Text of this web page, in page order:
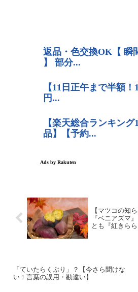
【マツコの知
『ベニアズマ
とも『紅きらら
「ていたらくぶり」？【今さら聞けな
い！言葉の誤用・勘違い】